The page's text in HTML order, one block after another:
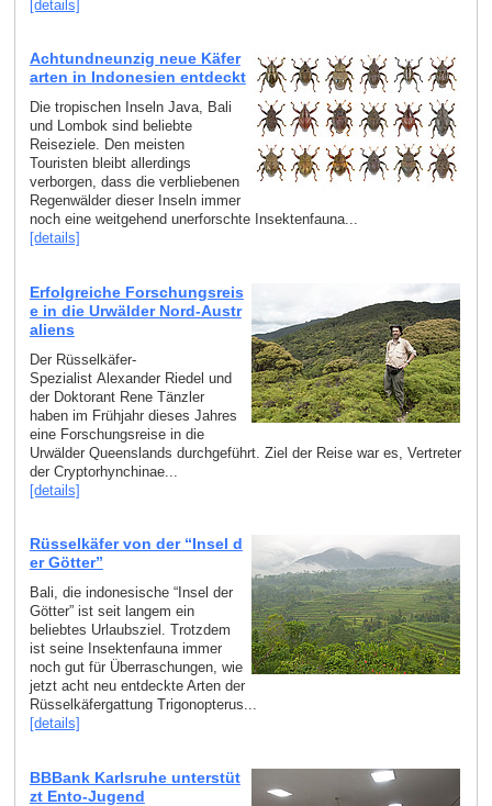
[details]
Achtundneunzig neue Käfer
arten in Indonesien entdeckt
Die tropischen Inseln Java, Bali
und Lombok sind beliebte
Reiseziele. Den meisten
Touristen bleibt allerdings
verborgen, dass die verbliebenen
Regenwälder dieser Inseln immer
noch eine weitgehend unerforschte Insektenfauna...
[details]
Erfolgreiche Forschungsreis
e in die Urwälder Nord-Austr
aliens
Der Rüsselkäfer-
Spezialist Alexander Riedel und
der Doktorant Rene Tänzler
haben im Frühjahr dieses Jahres
eine Forschungsreise in die
Urwälder Queenslands durchgeführt. Ziel der Reise war es, Vertreter
der Cryptorhynchinae...
[details]
Rüsselkäfer von der “Insel d
er Götter”
Bali, die indonesische “Insel der
Götter” ist seit langem ein
beliebtes Urlaubsziel. Trotzdem
ist seine Insektenfauna immer
noch gut für Überraschungen, wie
jetzt acht neu entdeckte Arten der
Rüsselkäfergattung Trigonopterus...
[details]
BBBank Karlsruhe unterstüt
zt Ento-Jugend